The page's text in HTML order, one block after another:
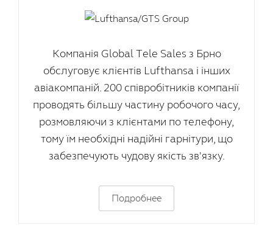
Компанія Global Tele Sales з Брно
обслуговує клієнтів Lufthansa і інших
авіакомпаній. 200 співробітників компанії
проводять більшу частину робочого часу,
розмовляючи з клієнтами по телефону,
тому їм необхідні надійні гарнітури, що
забезпечують чудову якість зв'язку.
Подробнее